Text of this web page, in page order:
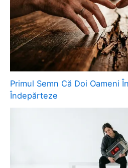
Primul Semn Că Doi Oameni
Îndepărteze